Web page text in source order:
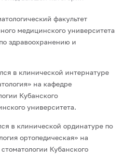
факультет
медицинского университета
здравоохранению и
в клинической интернатуре
на кафедре
Кубанского
университета.
в клинической ординатуре по
ортопедическая» на
Кубанского